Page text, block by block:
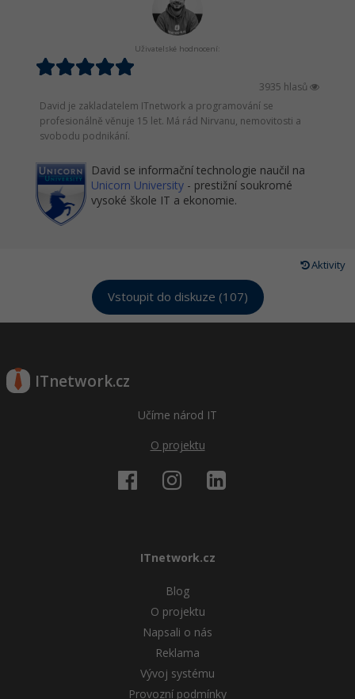
Uživatelské hodnocení:
3935 hlasů
David je zakladatelem ITnetwork a programování se
profesionálně věnuje 15 let. Má rád Nirvanu, nemovitosti a
svobodu podnikání.
David se informační technologie naučil na
Unicorn University - prestižní soukromé
vysoké škole IT a ekonomie.
Aktivity
Vstoupit do diskuze (107)
ITnetwork.cz
Učíme národ IT
O projektu
ITnetwork.cz
Blog
O projektu
Napsali o nás
Reklama
Vývoj systému
Provozní podmínky